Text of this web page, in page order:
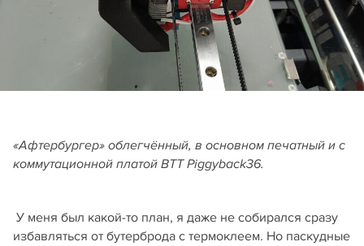
«Афтербургер» облегчённый, в основном печатный и с
коммутационной платой BTT Piggyback36.
У меня был какой-то план, я даже не собирался сразу
избавляться от бутерброда с термоклеем. Но паскудные